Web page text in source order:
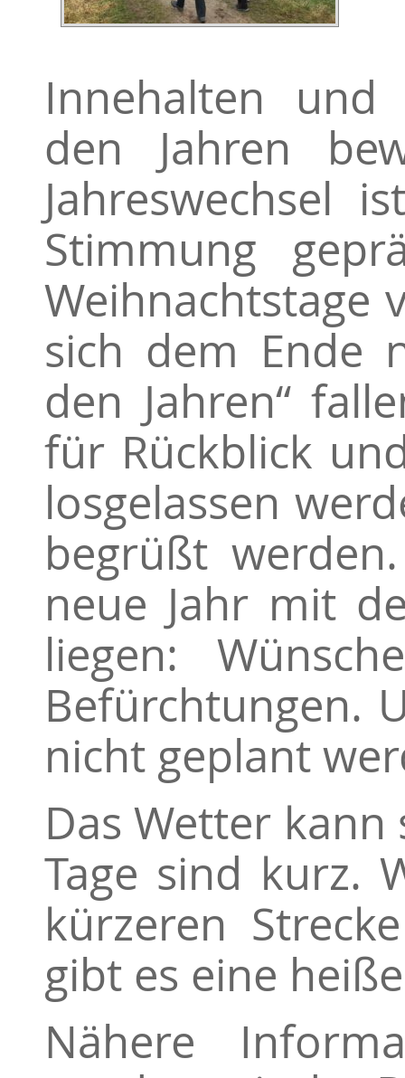
Innehalten und
den Jahren
Jahreswechsel
Stimmung
Weihnachtstage
sich dem Ende
den Jahren“
für Rückblick
losgelassen
begrüßt
neue Jahr mit
liegen:
Befürchtungen.
nicht geplant
Das Wetter
Tage sind kurz.
kürzeren
gibt es eine
Nähere